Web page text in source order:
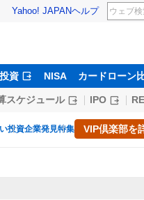
Yahoo! JAPANヘルプ
資 NISA カードローン
スケジュール IPO
投資企業発見特集 VIP倶楽部を